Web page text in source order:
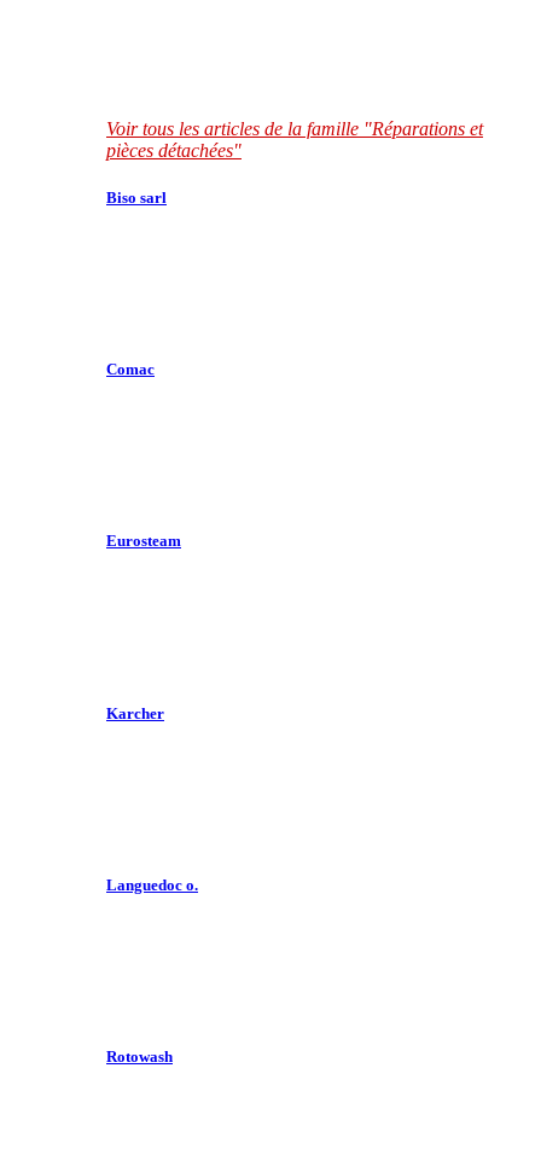
Voir tous les articles de la famille "Réparations et
pièces détachées"
Biso sarl
Comac
Eurosteam
Karcher
Languedoc o.
Rotowash